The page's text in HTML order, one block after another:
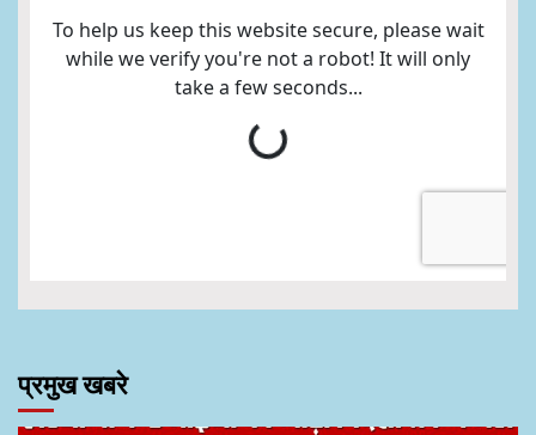
प्रमुख खबरे